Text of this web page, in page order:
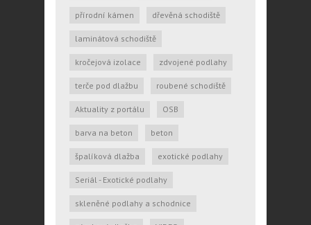
přírodní kámen dřevěná schodiště
laminátová schodiště
kročejová izolace zdvojené podlahy
terče pod dlažbu roubené schodiště
Aktuality z portálu OSB
barva na beton beton
špalíková dlažba exotické podlahy
Seriál - Exotické podlahy
skleněné podlahy a schodnice